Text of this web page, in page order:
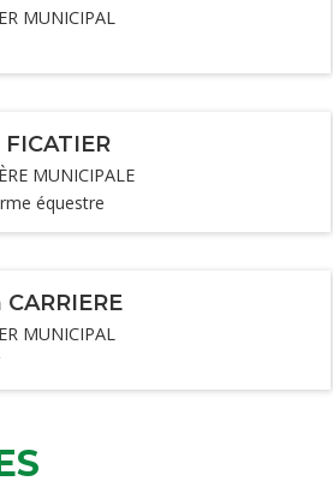
MUNICIPAL
MUNICIPALE
équestre
MUNICIPAL